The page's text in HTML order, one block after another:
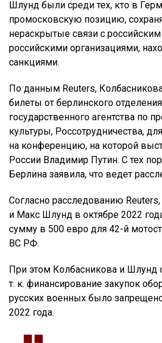
Шлунд были среди тех, кто в
промосковскую позицию,
нераскрытые связи с
российскими организациями,
санкциями.
По данным Reuters,
билеты от берлинского
государственного агентства по
культуры, Россотрудничества,
на конференцию, на которой
России Владимир Путин. С тех
Берлина заявила, что ведет
Согласно расследованию
и Макс Шлунд в октябре 2022
сумму в 500 евро для 42-й
ВС РФ.
При этом Колбасникова и Шлунд
т. к. финансирование закупок
русских военных было
2022 года.